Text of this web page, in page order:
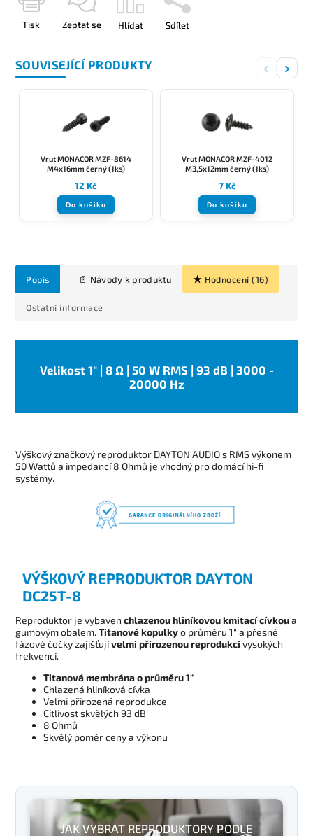
Tisk Zeptat se Hlídat Sdílet
SOUVISEJÍCÍ PRODUKTY ‹ ›
Vrut MONACOR MZF-8614
M4x16mm černý (1ks)
12 Kč
Do košíku
Vrut MONACOR MZF-4012
M3,5x12mm černý (1ks)
7 Kč
Do košíku
Popis Hodnocení (16)
Ostatní informace
Velikost 1" | 8 Ω | 50 W RMS | 93 dB | 3000 -
20000 Hz
Výškový značkový reproduktor DAYTON AUDIO s RMS výkonem
50 Wattů a impedancí 8 Ohmů je vhodný pro domácí hi-fi
systémy.
VÝŠKOVÝ REPRODUKTOR DAYTON
DC25T-8
Reproduktor je vybaven chlazenou hliníkovou kmitací cívkoua
gumovým obalem.Titanové kopulkyo průměru 1" a přesné
fázové čočky zajišťujívelmi přirozenou reprodukci vysokých
frekvencí.
Titanová membrána o průměru 1"
Chlazená hliníková cívka
Velmi přirozená reprodukce
Citlivost skvělých 93 dB
8 Ohmů
Skvělý poměr ceny a výkonu
JAK VYBRAT REPRODUKTORY PODLE